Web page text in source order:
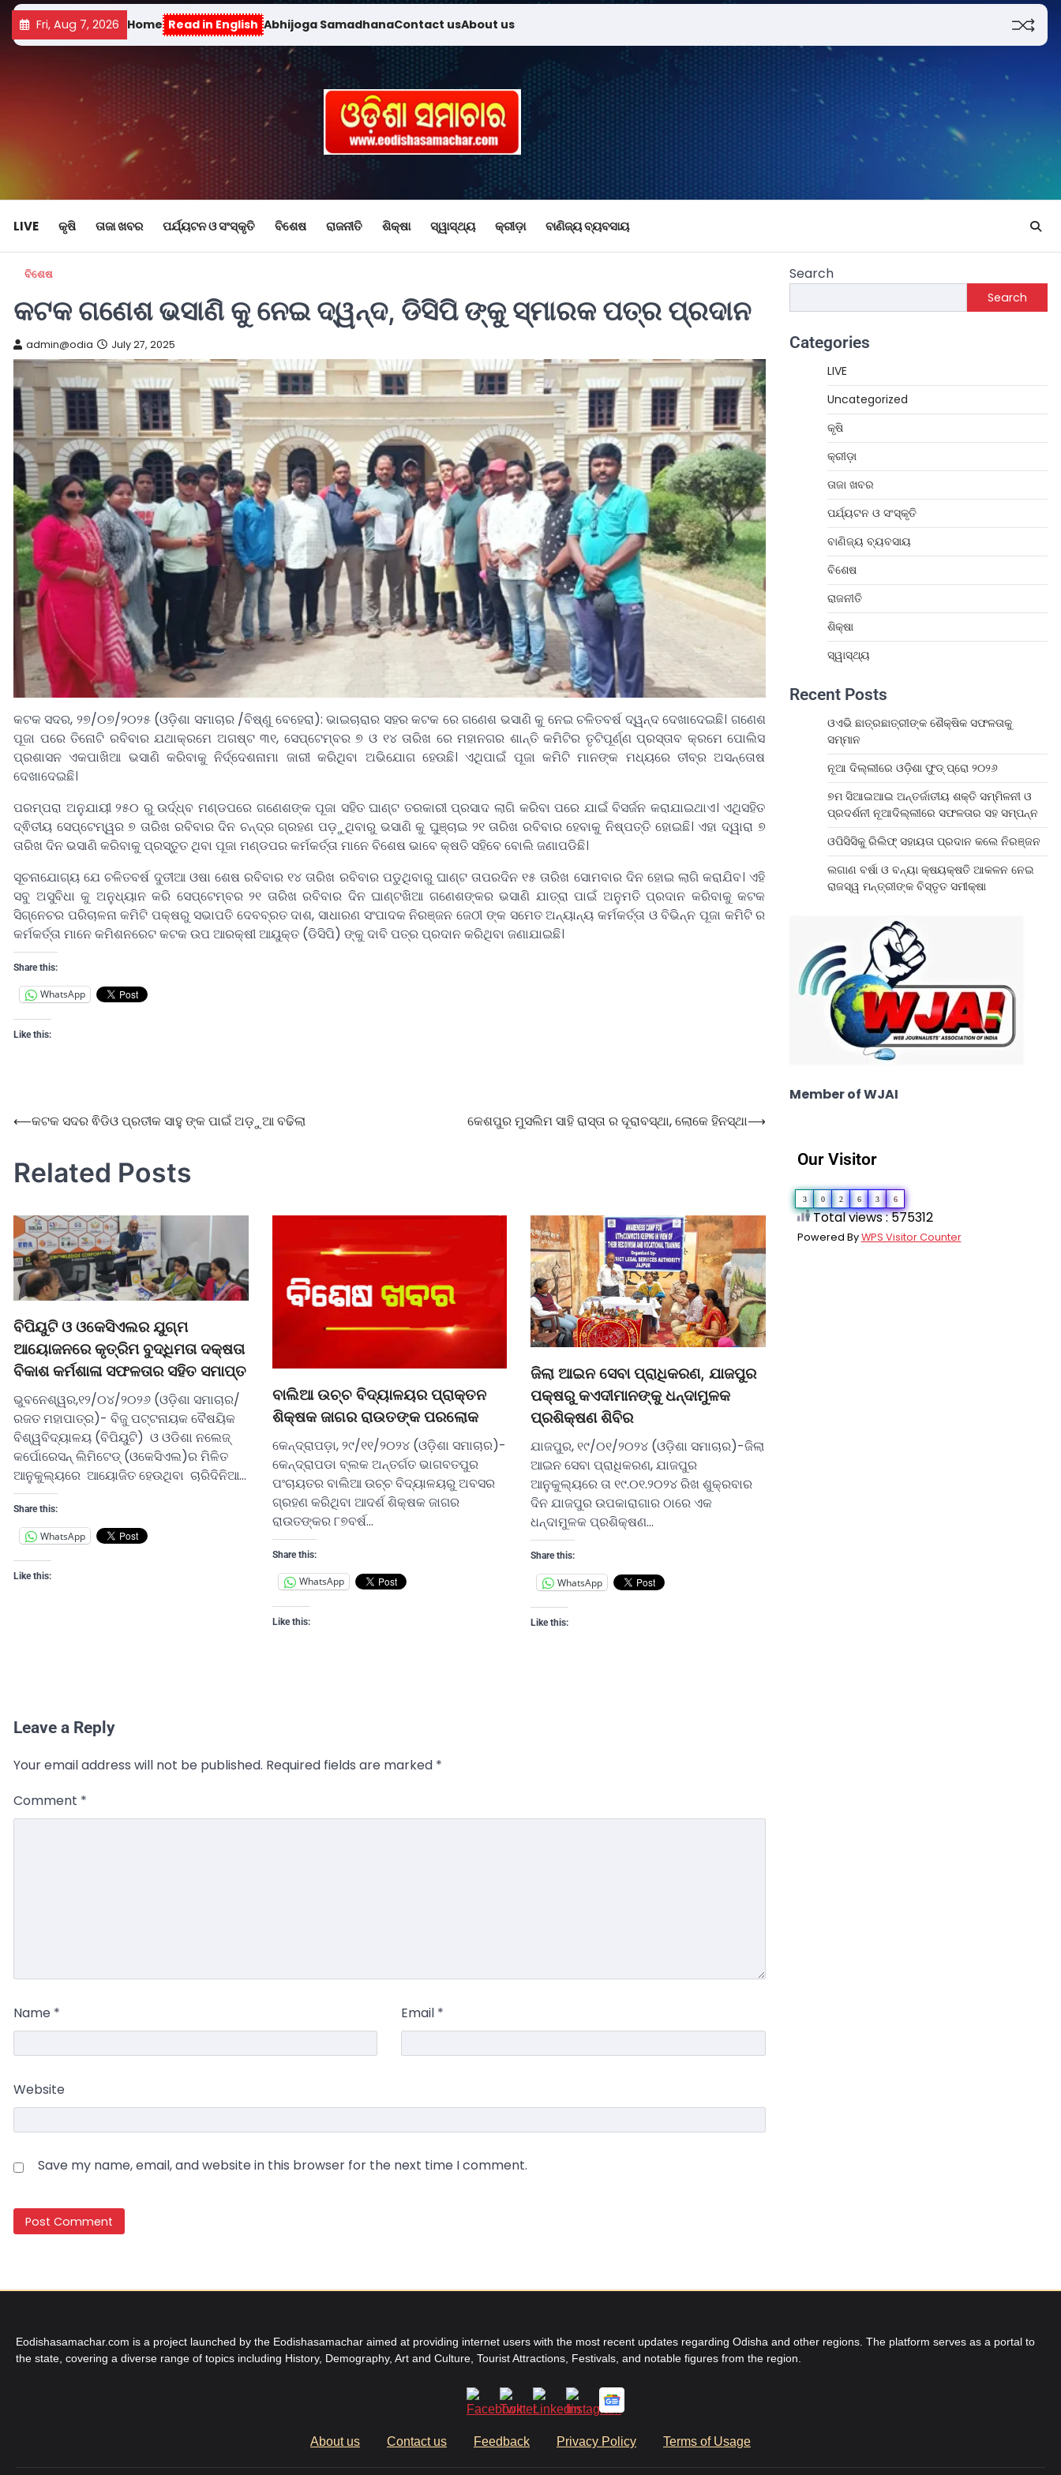
Fri, Aug 7, 2026 Home Read in English Abhijoga SamadhanaContact usAbout us
LIVE କୃଷି ତାଜା ଖବର ପର୍ଯ୍ୟଟନ ଓ ସଂସ୍କୃତି ବିଶେଷ ରାଜନୀତି ଶିକ୍ଷା ସ୍ୱାସ୍ଥ୍ୟ କ୍ରୀଡ଼ା ବାଣିଜ୍ୟ ବ୍ୟବସାୟ
ବିଶେଷ
କଟକ ଗଣେଶ ଭସାଣି କୁ ନେଇ ଦ୍ୱନ୍ଦ, ଡିସିପି ଙ୍କୁ ସ୍ମାରକ ପତ୍ର ପ୍ରଦାନ
admin@odia July 27, 2025
କଟକ ସଦର, ୨୭/୦୭/୨୦୨୫ (ଓଡ଼ିଶା ସମାଚାର /ବିଷ୍ଣୁ ବେହେରା): ଭାଇଚାରାର ସହର କଟକ ରେ ଗଣେଶ ଭସାଣି କୁ ନେଇ ଚଳିତବର୍ଷ ଦ୍ୱନ୍ଦ ଦେଖାଦେଇଛି। ଗଣେଶ
ପୂଜା ପରେ ତିନୋଟି ରବିବାର ଯଥାକ୍ରମେ ଅଗଷ୍ଟ ୩୧, ସେପ୍ଟେମ୍ବର ୭ ଓ ୧୪ ତାରିଖ ରେ ମହାନଗର ଶାନ୍ତି କମିଟିର ତୃଟିପୂର୍ଣ୍ଣ ପ୍ରସ୍ତାବ କ୍ରମେ ପୋଲିସ
ପ୍ରଶାସନ ଏକପାଖିଆ ଭସାଣି କରିବାକୁ ନିର୍ଦ୍ଦେଶନାମା ଜାରୀ କରିଥିବା ଅଭିଯୋଗ ହେଉଛି। ଏଥିପାଇଁ ପୂଜା କମିଟି ମାନଙ୍କ ମଧ୍ୟରେ ତୀବ୍ର ଅସନ୍ତୋଷ
ଦେଖାଦେଇଛି।
ପରମ୍ପରା ଅନୁଯାୟୀ ୨୫୦ ରୁ ଉର୍ଦ୍ଧ୍ବ ମଣ୍ଡପରେ ଗଣେଶଙ୍କ ପୂଜା ସହିତ ଘାଣ୍ଟ ତରକାରୀ ପ୍ରସାଦ ଲାଗି କରିବା ପରେ ଯାଇଁ ବିସର୍ଜନ କରାଯାଇଥାଏ। ଏଥିସହିତ
ଦ୍ଵିତୀୟ ସେପ୍ଟେମ୍ୱର ୭ ତାରିଖ ରବିବାର ଦିନ ଚନ୍ଦ୍ର ଗ୍ରହଣ ପଡ଼ୁଥିବାରୁ ଭସାଣି କୁ ଘୁଞ୍ଚାଇ ୨୧ ତାରିଖ ରବିବାର ହେବାକୁ ନିଷ୍ପତ୍ତି ହୋଇଛି। ଏହା ଦ୍ୱାରା ୭
ତାରିଖ ଦିନ ଭସାଣି କରିବାକୁ ପ୍ରସ୍ତୁତ ଥିବା ପୂଜା ମଣ୍ଡପର କର୍ମକର୍ତ୍ତା ମାନେ ବିଶେଷ ଭାବେ କ୍ଷତି ସହିବେ ବୋଲି ଜଣାପଡିଛି।
ସୂଚନାଯୋଗ୍ୟ ଯେ ଚଳିତବର୍ଷ ଦୁତୀଆ ଓଷା ଶେଷ ରବିବାର ୧୪ ତାରିଖ ରବିବାର ପଡୁଥିବାରୁ ଘାଣ୍ଟ ତାପରଦିନ ୧୫ ତାରିଖ ସୋମବାର ଦିନ ହୋଇ ଲାଗି କରାଯିବ। ଏହି
ସବୁ ଅସୁବିଧା କୁ ଅନୁଧ୍ୟାନ କରି ସେପ୍ଟେମ୍ବର ୨୧ ତାରିଖ ରବିବାର ଦିନ ଘାଣ୍ଟଖିଆ ଗଣେଶଙ୍କର ଭସାଣି ଯାତ୍ରା ପାଇଁ ଅନୁମତି ପ୍ରଦାନ କରିବାକୁ କଟକ
ସିଗ୍ନେଚର ପରିଚାଳନା କମିଟି ପକ୍ଷରୁ ସଭାପତି ଦେବବ୍ରତ ଦାଶ, ସାଧାରଣ ସଂପାଦକ ନିରଞ୍ଜନ ଜେଠୀ ଙ୍କ ସମେତ ଅନ୍ୟାନ୍ୟ କର୍ମକର୍ତ୍ତା ଓ ବିଭିନ୍ନ ପୂଜା କମିଟି ର
କର୍ମକର୍ତ୍ତା ମାନେ କମିଶନରେଟ କଟକ ଉପ ଆରକ୍ଷୀ ଆୟୁକ୍ତ (ଡିସିପି) ଙ୍କୁ ଦାବି ପତ୍ର ପ୍ରଦାନ କରିଥିବା ଜଣାଯାଇଛି।
Share this:
WhatsApp
Like this:
⟵କଟକ ସଦର ଵିଡିଓ ପ୍ରତୀକ ସାହୁ ଙ୍କ ପାଇଁ ଅଡ଼ୁଆ ବଢିଲା କେଶପୁର ମୁସଲିମ ସାହି ରାସ୍ତା ର ଦୂରାବସ୍ଥା, ଲୋକେ ହିନସ୍ଥା⟶
Related Posts
ବିପିୟୁଟି ଓ ଓକେସିଏଲର ଯୁଗ୍ମ
ଆୟୋଜନରେ କୃତ୍ରିମ ବୁଦ୍ଧିମତା ଦକ୍ଷତା
ବିକାଶ କର୍ମଶାଳା ସଫଳତାର ସହିତ ସମାପ୍ତ
ଭୁବନେଶ୍ୱର,୧୨/୦୪/୨୦୨୬ (ଓଡ଼ିଶା ସମାଚାର/
ରଜତ ମହାପାତ୍ର)- ବିଜୁ ପଟ୍ଟନାୟକ ବୈଷୟିକ
ବିଶ୍ୱବିଦ୍ୟାଳୟ (ବିପିୟୁଟି) ଓ ଓଡିଶା ନଲେଜ୍
କର୍ପୋରେସନ୍ ଲିମିଟେଡ୍‌ (ଓକେସିଏଲ)ର ମିଳିତ
ଆନୁକୁଲ୍ୟରେ ଆୟୋଜିତ ହେଉଥିବା ଚାରିଦିନିଆ…
Share this:
WhatsApp
Like this:
ବାଲିଆ ଉଚ୍ଚ ବିଦ୍ୟାଳୟର ପ୍ରାକ୍ତନ
ଶିକ୍ଷକ ଜାଗର ରାଉତଙ୍କ ପରଲୋକ
କେନ୍ଦ୍ରାପଡ଼ା, ୨୯/୧୧/୨୦୨୪ (ଓଡ଼ିଶା ସମାଚାର)-
କେନ୍ଦ୍ରାପଡା ବ୍ଲକ ଅନ୍ତର୍ଗତ ଭାଗବତପୁର
ପଂଚାୟତର ବାଲିଆ ଉଚ୍ଚ ବିଦ୍ୟାଳୟରୁ ଅବସର
ଗ୍ରହଣ କରିଥିବା ଆଦର୍ଶ ଶିକ୍ଷକ ଜାଗର
ରାଉତଙ୍କର ୮୭ବର୍ଷ…
Share this:
WhatsApp
Like this:
ଜିଲା ଆଇନ ସେବା ପ୍ରାଧିକରଣ, ଯାଜପୁର
ପକ୍ଷରୁ କଏଦୀମାନଙ୍କୁ ଧନ୍ଦାମୁଳକ
ପ୍ରଶିକ୍ଷଣ ଶିବିର
ଯାଜପୁର, ୧୯/୦୧/୨୦୨୪ (ଓଡ଼ିଶା ସମାଚାର)-ଜିଲା
ଆଇନ ସେବା ପ୍ରାଧିକରଣ, ଯାଜପୁର
ଆନୁକୁଲ୍ୟରେ ତା ୧୯.୦୧.୨୦୨୪ ରିଖ ଶୁକ୍ରବାର
ଦିନ ଯାଜପୁର ଉପକାରାଗାର ଠାରେ ଏକ
ଧନ୍ଦାମୁଳକ ପ୍ରଶିକ୍ଷଣ…
Share this:
WhatsApp
Like this:
Leave a Reply
Your email address will not be published. Required fields are marked *
Comment *
Name * Email *
Website
Save my name, email, and website in this browser for the next time I comment.
Search
Search
Categories
LIVE
Uncategorized
କୃଷି
କ୍ରୀଡ଼ା
ତାଜା ଖବର
ପର୍ଯ୍ୟଟନ ଓ ସଂସ୍କୃତି
ବାଣିଜ୍ୟ ବ୍ୟବସାୟ
ବିଶେଷ
ରାଜନୀତି
ଶିକ୍ଷା
ସ୍ୱାସ୍ଥ୍ୟ
Recent Posts
ଓଏଭି ଛାତ୍ରଛାତ୍ରୀଙ୍କ ଶୈକ୍ଷିକ ସଫଳତାକୁ
ସମ୍ମାନ
ନୂଆ ଦିଲ୍ଲୀରେ ଓଡ଼ିଶା ଫୁଡ୍ ପ୍ରୋ ୨୦୨୬
୭ମ ସିଆଇଆଇ ଅନ୍ତର୍ଜାତୀୟ ଶକ୍ତି ସମ୍ମିଳନୀ ଓ
ପ୍ରଦର୍ଶନୀ ନୂଆଦିଲ୍ଲୀରେ ସଫଳତାର ସହ ସମ୍ପନ୍ନ
ଓପିସିସିକୁ ରିଲିଫ୍ ସହାୟତା ପ୍ରଦାନ କଲେ ନିରଞ୍ଜନ
ଲଗାଣ ବର୍ଷା ଓ ବନ୍ୟା କ୍ଷୟକ୍ଷତି ଆକଳନ ନେଇ
ରାଜସ୍ୱ ମନ୍ତ୍ରୀଙ୍କ ବିସ୍ତୃତ ସମୀକ୍ଷା
Member of WJAI
Our Visitor
3 0 2 6 3 6
Total views : 575312
Powered ByWPS Visitor Counter
Eodishasamachar.com is a project launched by the Eodishasamachar aimed at providing internet users with the most recent updates regarding Odisha and other regions. The platform serves as a portal to
the state, covering a diverse range of topics including History, Demography, Art and Culture, Tourist Attractions, Festivals, and notable figures from the region.
About us Contact us Feedback Privacy Policy Terms of Usage